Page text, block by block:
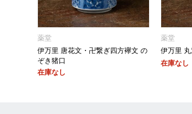
薬堂
伊万里 唐花文・卍繋ぎ四方襷文 の
ぞき猪口
在庫なし
薬堂
伊万里
在庫なし